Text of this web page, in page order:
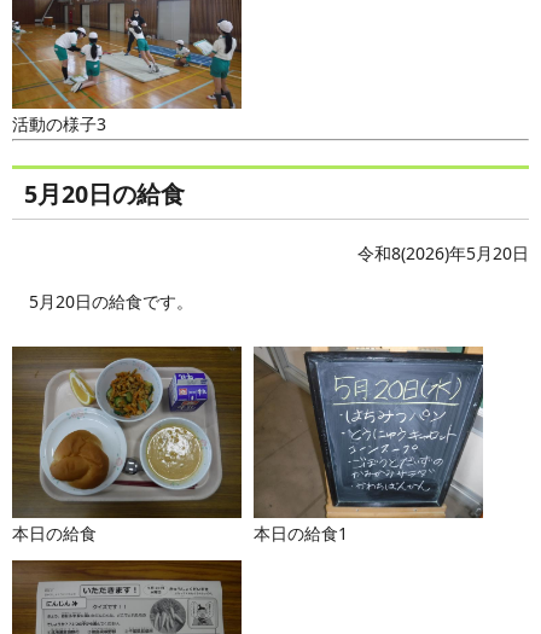
活動の様子3
5月20日の給食
令和8(2026)年5月20日
5月20日の給食です。
本日の給食 本日の給食1